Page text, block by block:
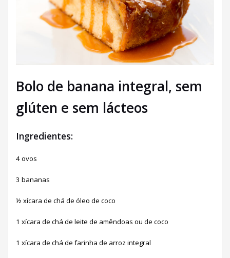
Bolo de banana integral, sem
glúten e sem lácteos
Ingredientes:
4 ovos
3 bananas
½ xícara de chá de óleo de coco
1 xícara de chá de leite de amêndoas ou de coco
1 xícara de chá de farinha de arroz integral